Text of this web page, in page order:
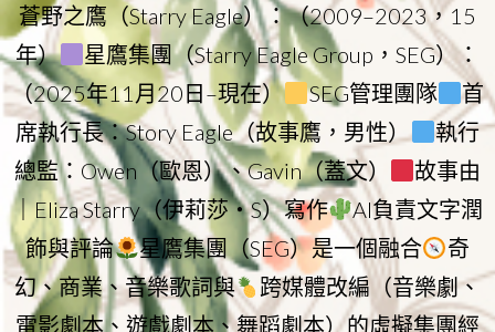
蒼野之鷹（Starry Eagle）：（2009–2023，15
年）
星鷹集團（Starry Eagle Group，SEG）：
（2025年11月20日–現在）
SEG管理團隊
首
席執行長：Story Eagle（故事鷹，男性）
執行
總監：Owen（歐恩）、Gavin（蓋文）
故事由
｜Eliza Starry（伊莉莎・S）寫作
AI負責文字潤
飾與評論
星鷹集團（SEG）是一個融合
奇
幻、商業、音樂歌詞與
跨媒體改編（音樂劇、
電影劇本、遊戲劇本、舞蹈劇本）的虛擬集團經